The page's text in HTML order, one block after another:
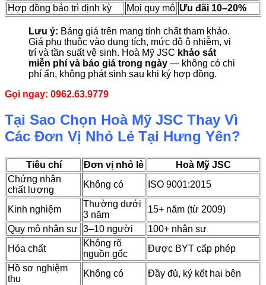
Hợp đồng bảo trì định kỳ
Mọi quy mô Ưu đãi 10–20%
Lưu ý: Bảng giá trên mang tính chất tham khảo.
Giá phụ thuộc vào dung tích, mức độ ô nhiễm, vị
trí và tần suất vệ sinh. Hoà Mỹ JSC khảo sát
miễn phí và báo giá trong ngày — không có chi
phí ẩn, không phát sinh sau khi ký hợp đồng.
Gọi ngay: 0962.63.9779
Tại Sao Chọn Hoà Mỹ JSC Thay Vì
Các Đơn Vị Nhỏ Lẻ Tại Hưng Yên?
Tiêu chí Đơn vị nhỏ lẻ
Hoà Mỹ JSC
Chứng nhận
chất lượng
Không có ISO 9001:2015
Kinh nghiệm
Thường dưới
3 năm
15+ năm (từ 2009)
Quy mô nhân sự 3–10 người
100+ nhân sự
Hóa chất
Không rõ
nguồn gốc
Được BYT cấp phép
Hồ sơ nghiệm
thu
Không có Đầy đủ, ký kết hai bên